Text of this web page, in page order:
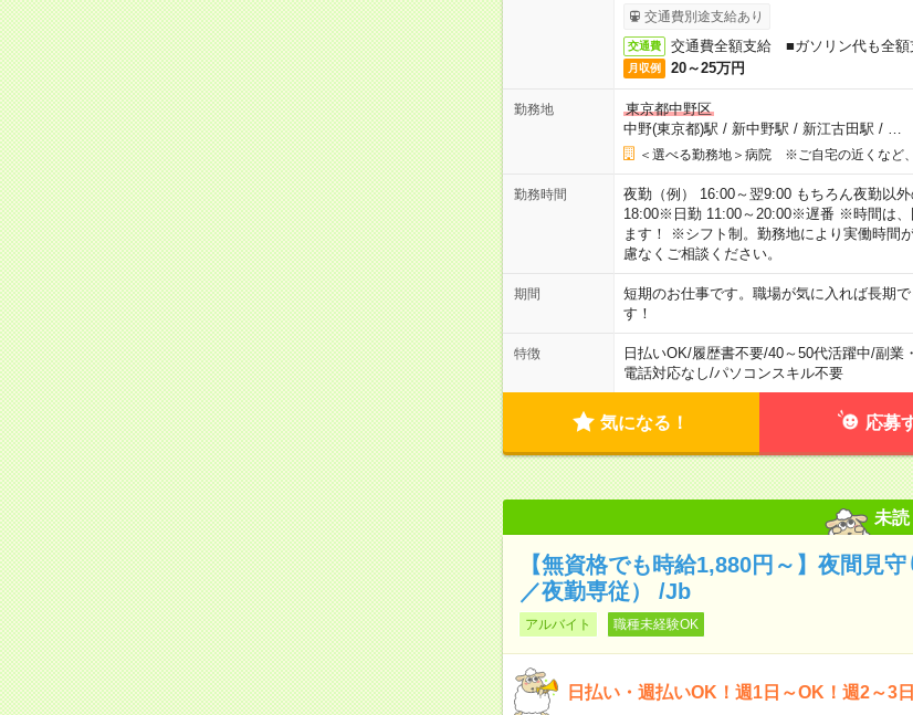
交通費別途支給あり
交通費 交通費全額支給 ■ガソリン代も全
月収例 20～25万円
勤務地
東京都中野区
中野(東京都)駅 / 新中野駅 / 新江古田駅 /
＜選べる勤務地＞病院 ※ご自宅の近くなど
勤務時間
夜勤（例） 16:00～翌9:00 もちろん夜勤以
18:00※日勤 11:00～20:00※遅番 ※時間は、
ます！ ※シフト制。勤務地により実働時間
慮なくご相談ください。
期間
短期のお仕事です。職場が気に入れば長
す！
特徴 日払いOK/履歴書不要/40～50代活躍中/副業
電話対応なし/パソコンスキル不要
気になる！ 応募
未読
【無資格でも時給1,880円～】夜間見
／夜勤専従） /Jb
アルバイト 職種未経験OK
日払い・週払いOK！週1日～OK！週2～3